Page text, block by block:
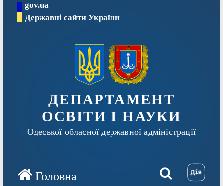
Перейтиgov.ua
Державні сайти України
ДЕПАРТАМЕНТ
ОСВІТИ І НАУКИ
Одеської обласної державної адміністрації